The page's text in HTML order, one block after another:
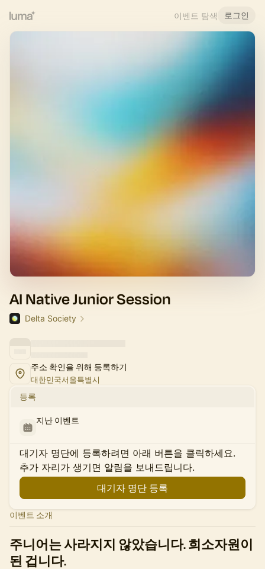
이벤트 탐색 로그인
AI Native Junior Session
Delta Society
주소 확인을 위해 등록하기
대한민국서울특별시
등록
지난 이벤트
대기자 명단에 등록하려면 아래 버튼을 클릭하세요.
추가 자리가 생기면 알림을 보내드립니다.
대기자 명단 등록
이벤트 소개
주니어는 사라지지 않았습니다. 희소자원이
된 겁니다.